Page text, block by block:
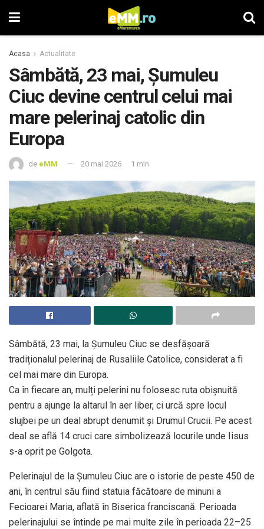
Acasa Actualitate
Sâmbătă, 23 mai, Șumuleu
Ciuc devine centrul celui mai
mare pelerinaj catolic din
Europa
de eMM 20 mai 2026 1 min
Sâmbătă, 23 mai, la Șumuleu Ciuc se desfășoară
tradiționalul pelerinaj de Rusaliile Catolice, considerat a fi
cel mai mare din Europa.
Ca în fiecare an, mulți pelerini nu folosesc ruta obișnuită
pentru a ajunge la altarul în aer liber, ci urcă spre locul
slujbei pe un deal abrupt denumit și Drumul Crucii. Pe acest
deal se află 14 cruci care simbolizează locurile unde Iisus
s-a oprit pe Golgota.
Pelerinajul de la Șumuleu Ciuc are o istorie de peste 450 de
ani, în centrul său fiind statuia făcătoare de minuni a
Fecioarei Maria, aflată în Biserica franciscană. Perioada
pelerinajului se întinde pe mai multe zile în perioada 22–25